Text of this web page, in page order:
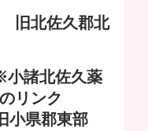
旧北佐久郡北
諸北佐久薬
リンク
小県郡東部